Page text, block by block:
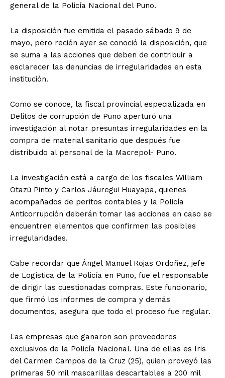
general de la Policía Nacional del Puno.
La disposición fue emitida el pasado sábado 9 de
mayo, pero recién ayer se conoció la disposición, que
se suma a las acciones que deben de contribuir a
esclarecer las denuncias de irregularidades en esta
institución.
Como se conoce, la fiscal provincial especializada en
Delitos de corrupción de Puno aperturó una
investigación al notar presuntas irregularidades en la
compra de material sanitario que después fue
distribuido al personal de la Macrepol- Puno.
La investigación está a cargo de los fiscales William
Otazú Pinto y Carlos Jáuregui Huayapa, quienes
acompañados de peritos contables y la Policía
Anticorrupción deberán tomar las acciones en caso se
encuentren elementos que confirmen las posibles
irregularidades.
Cabe recordar que Ángel Manuel Rojas Ordoñez, jefe
de Logística de la Policía en Puno, fue el responsable
de dirigir las cuestionadas compras. Este funcionario,
que firmó los informes de compra y demás
documentos, asegura que todo el proceso fue regular.
Las empresas que ganaron son proveedores
exclusivos de la Policía Nacional. Una de ellas es Iris
del Carmen Campos de la Cruz (25), quien proveyó las
primeras 50 mil mascarillas descartables a 200 mil